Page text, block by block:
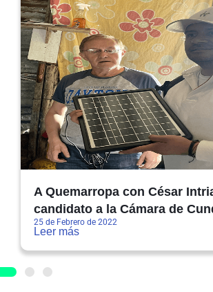
A Quemarropa con César
candidato a la Cámara de
25 de Febrero de 2022
Leer más